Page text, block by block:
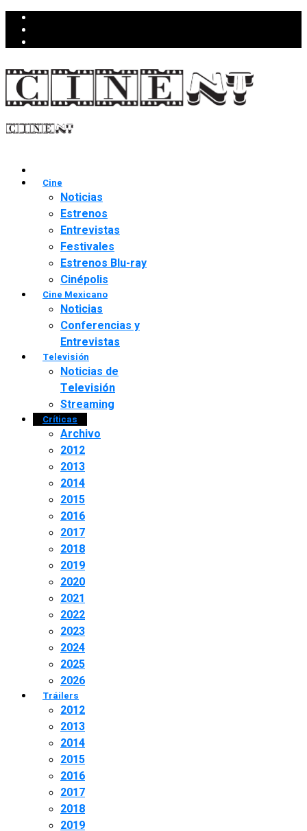
Cine
Noticias
Estrenos
Entrevistas
Festivales
Estrenos Blu-ray
Cinépolis
Cine Mexicano
Noticias
Conferencias y
Entrevistas
Televisión
Noticias de
Televisión
Streaming
Críticas
Archivo
2012
2013
2014
2015
2016
2017
2018
2019
2020
2021
2022
2023
2024
2025
2026
Tráilers
2012
2013
2014
2015
2016
2017
2018
2019